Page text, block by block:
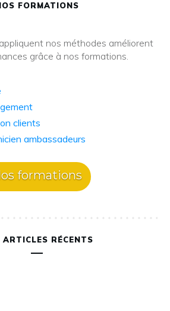
FORMATIONS
nos méthodes améliorent
grâce à nos formations.
clients
ambassadeurs
formations
ARTICLES RÉCENTS